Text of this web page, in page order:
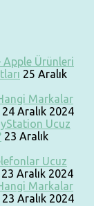
Apple Ürünleri
25 Aralık
Markalar
24 Aralık 2024
Ucuz
23 Aralık
Ucuz
23 Aralık 2024
Markalar
23 Aralık 2024